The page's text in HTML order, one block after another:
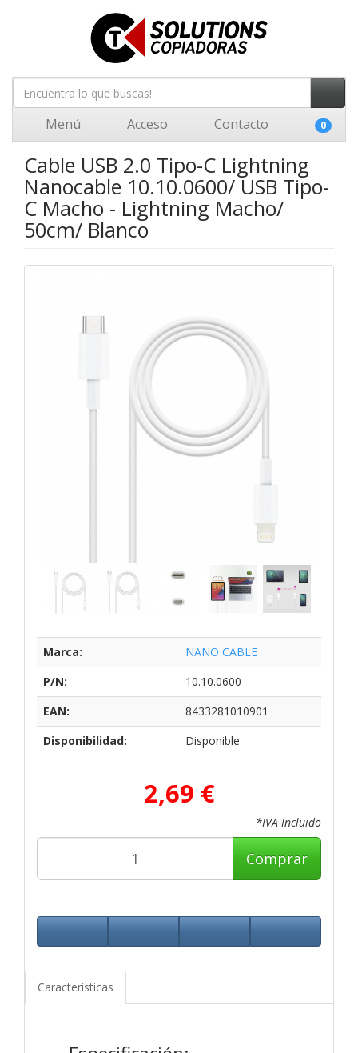
Menú Acceso Contacto 0
Cable USB 2.0 Tipo-C Lightning
Nanocable 10.10.0600/ USB Tipo-
C Macho - Lightning Macho/
50cm/ Blanco
Marca:
NANO CABLE
P/N:
10.10.0600
EAN:
8433281010901
Disponibilidad:
Disponible
2,69 €
*IVA Incluido
Comprar
Características